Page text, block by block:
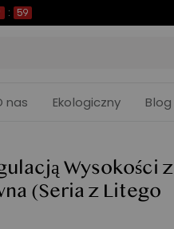
: 57
nas Ekologiczny Blog
Wysokości z
(Seria z Litego